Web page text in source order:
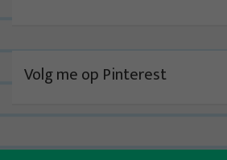
Volg me op Pinterest